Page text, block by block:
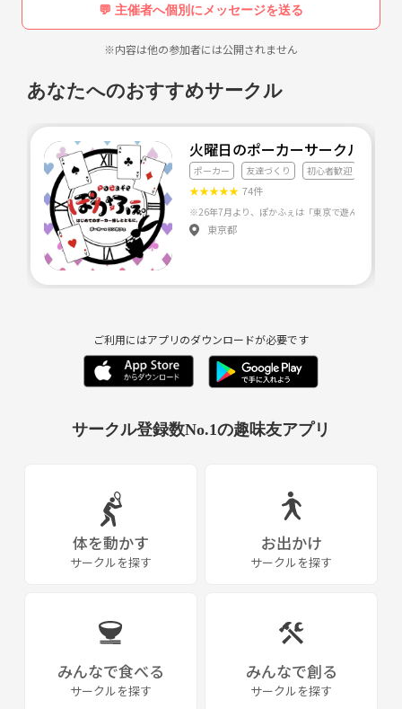
💬 主催者へ個別にメッセージを送る
※内容は他の参加者には公開されません
あなたへのおすすめサークル
火曜日のポーカーサークルぽか
ポーカー 友達づくり 初心者歓迎
★★★★★ 74件
東京都
ご利用にはアプリのダウンロードが必要です
サークル登録数No.1の趣味友アプリ
体を動かす
サークルを探す
お出かけ
サークルを探す
みんなで食べる
サークルを探す
みんなで創る
サークルを探す